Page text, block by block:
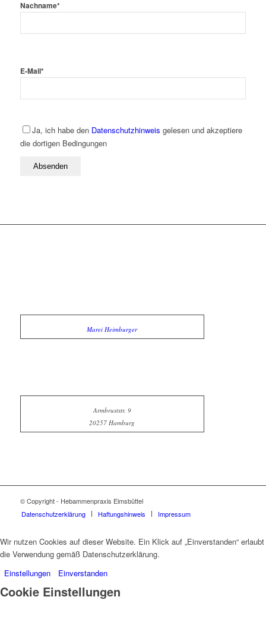
Nachname*
E-Mail*
Ja, ich habe den Datenschutzhinweis gelesen und akzeptiere
die dortigen Bedingungen
Marei Heimburger
Armbruststr. 9
20257 Hamburg
© Copyright - Hebammenpraxis Eimsbüttel
Datenschutzerklärung
Haftungshinweis Impressum
Wir nutzen Cookies auf dieser Website. Ein Klick auf „Einverstanden“ erlaubt
die Verwendung gemäß Datenschutzerklärung.
Einstellungen
Einverstanden
Cookie Einstellungen